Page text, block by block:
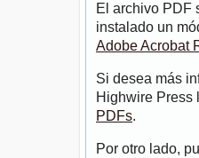
El archivo PDF
instalado un
Adobe Acrobat
Si desea más
Highwire Press
PDFs.
Por otro lado,